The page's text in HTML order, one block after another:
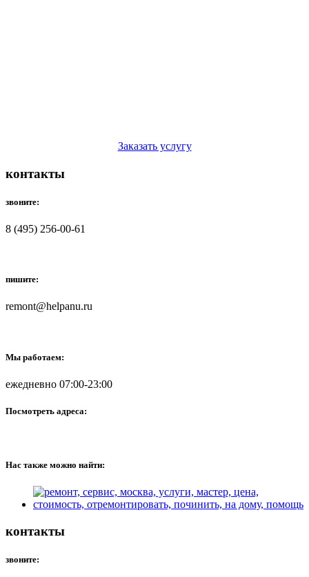
Заказать услугу
контакты
звоните:
8 (495) 256-00-61
пишите:
remont@helpanu.ru
Мы работаем:
ежедневно 07:00-23:00
Посмотреть адреса:
Нас также можно найти:
контакты
звоните: